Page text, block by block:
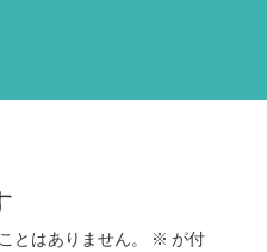
とはありません。 ※ が付